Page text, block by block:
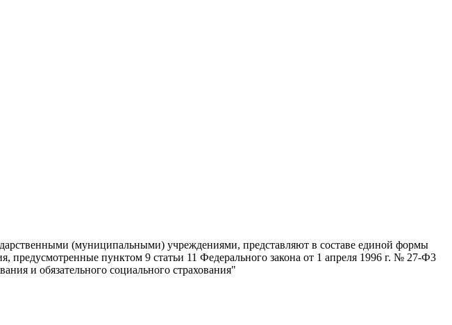
(муниципальными) учреждениями, представляют в составе единой формы
пунктом 9 статьи 11 Федерального закона от 1 апреля 1996 г. № 27-Ф3
и обязательного социального страхования"